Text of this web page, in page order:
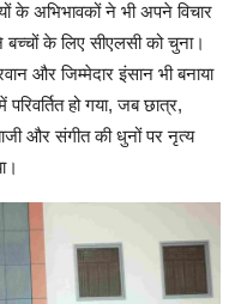
के अभिभावकों ने भी अपने विचार
के लिए सीएलसी को चुना।
और जिम्मेदार इंसान भी बनाया
हो गया, जब छात्र,
और संगीत की धुनों पर नृत्य